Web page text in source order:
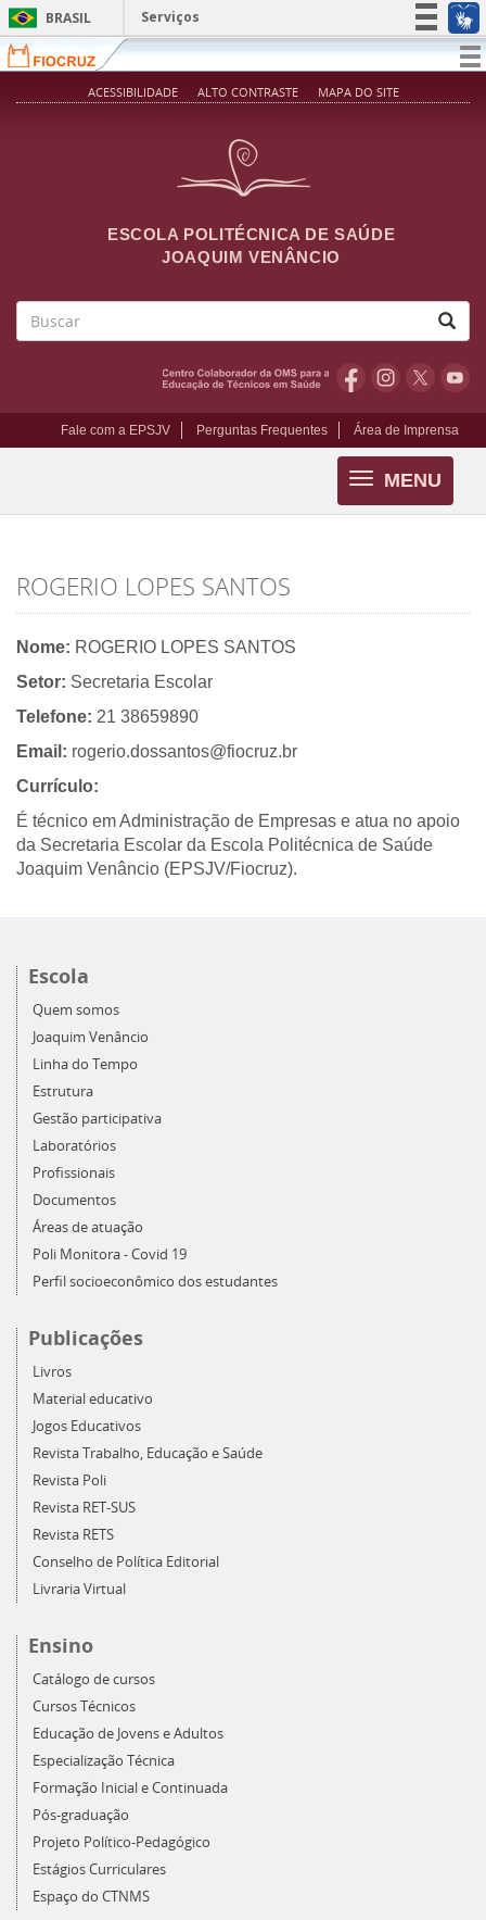
Pular para o conteúdo principal
BRASIL
Serviços
Simplifique!
Participe
ACESSIBILIDADE ALTO CONTRASTE MAPA DO SITE
ESCOLA POLITÉCNICA DE SAÚDE
JOAQUIM VENÂNCIO
Fale com a EPSJV Perguntas Frequentes Área de Imprensa
MENU
Toggle
navigation
ROGERIO LOPES SANTOS
Nome: ROGERIO LOPES SANTOS
Setor: Secretaria Escolar
Telefone: 21 38659890
Email: rogerio.dossantos@fiocruz.br
Currículo:
É técnico em Administração de Empresas e atua no apoio
da Secretaria Escolar da Escola Politécnica de Saúde
Joaquim Venâncio (EPSJV/Fiocruz).
Escola
Quem somos
Joaquim Venâncio
Linha do Tempo
Estrutura
Gestão participativa
Laboratórios
Profissionais
Documentos
Áreas de atuação
Poli Monitora - Covid 19
Perfil socioeconômico dos estudantes
Publicações
Livros
Material educativo
Jogos Educativos
Revista Trabalho, Educação e Saúde
Revista Poli
Revista RET-SUS
Revista RETS
Conselho de Política Editorial
Livraria Virtual
Ensino
Catálogo de cursos
Cursos Técnicos
Educação de Jovens e Adultos
Especialização Técnica
Formação Inicial e Continuada
Pós-graduação
Projeto Político-Pedagógico
Estágios Curriculares
Espaço do CTNMS